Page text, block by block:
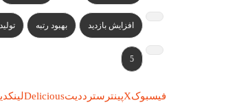
افزایش بازدید بهبود رتبه
5
فیسبوکXپینترسترددیتDelicious